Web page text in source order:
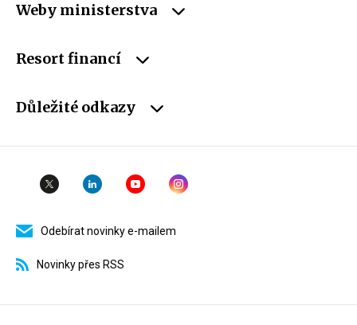
Weby ministerstva
Resort financí
Důležité odkazy
Odebírat novinky e-mailem
Novinky přes RSS